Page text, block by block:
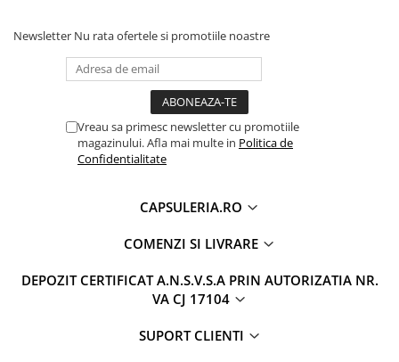
Newsletter Nu rata ofertele si promotiile noastre
Vreau sa primesc newsletter cu promotiile
magazinului. Afla mai multe in Politica de
Confidentialitate
CAPSULERIA.RO
COMENZI SI LIVRARE
DEPOZIT CERTIFICAT A.N.S.V.S.A PRIN AUTORIZATIA NR.
VA CJ 17104
SUPORT CLIENTI